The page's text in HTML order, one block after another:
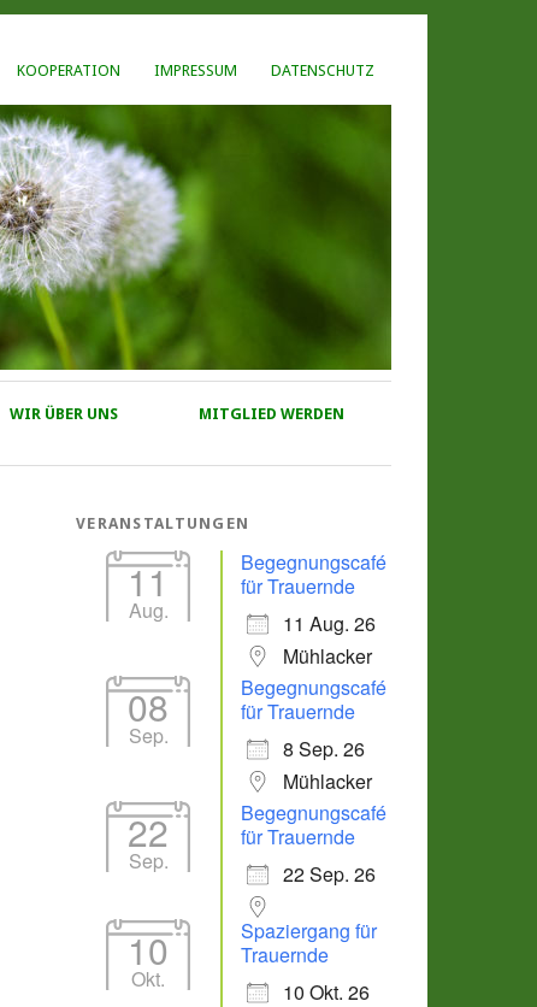
KOOPERATION IMPRESSUM DATENSCHUTZ
WIR ÜBER UNS MITGLIED WERDEN
VERANSTALTUNGEN
11
Aug.
Begegnungscafé
für Trauernde
11 Aug. 26
Mühlacker
08
Sep.
Begegnungscafé
für Trauernde
8 Sep. 26
Mühlacker
22
Sep.
Begegnungscafé
für Trauernde
22 Sep. 26
10
Okt.
Spaziergang für
Trauernde
10 Okt. 26